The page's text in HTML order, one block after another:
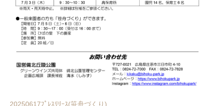
20250617ﾌﾟﾚｽﾘﾘｰｽ(笹舟づくり)